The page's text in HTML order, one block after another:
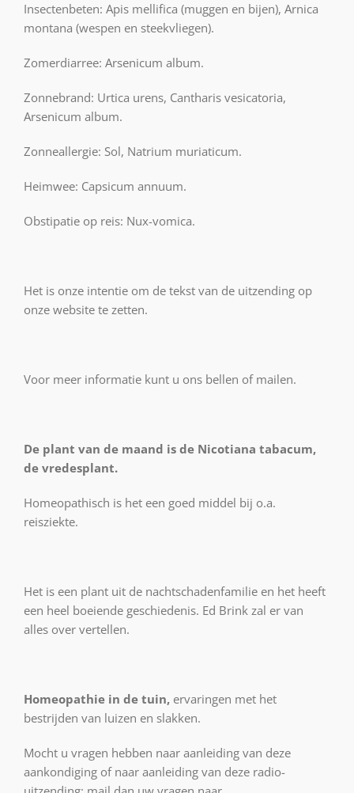
Insectenbeten: Apis mellifica (muggen en bijen), Arnica
montana (wespen en steekvliegen).
Zomerdiarree: Arsenicum album.
Zonnebrand: Urtica urens, Cantharis vesicatoria,
Arsenicum album.
Zonneallergie: Sol, Natrium muriaticum.
Heimwee: Capsicum annuum.
Obstipatie op reis: Nux-vomica.
Het is onze intentie om de tekst van de uitzending op
onze website te zetten.
Voor meer informatie kunt u ons bellen of mailen.
De plant van de maand is de Nicotiana tabacum,
de vredesplant.
Homeopathisch is het een goed middel bij o.a.
reisziekte.
Het is een plant uit de nachtschadenfamilie en het heeft
een heel boeiende geschiedenis. Ed Brink zal er van
alles over vertellen.
Homeopathie in de tuin, ervaringen met het
bestrijden van luizen en slakken.
Mocht u vragen hebben naar aanleiding van deze
aankondiging of naar aanleiding van deze radio-